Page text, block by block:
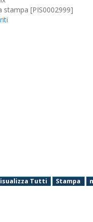
stampa [PIS0002999]
Tutti Stampa